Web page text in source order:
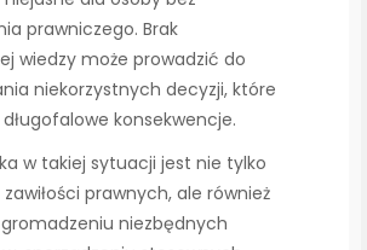
prawniczego. Brak
wiedzy może prowadzić do
niekorzystnych decyzji, które
konsekwencje.
w takiej sytuacji jest nie tylko
prawnych, ale również
niezbędnych